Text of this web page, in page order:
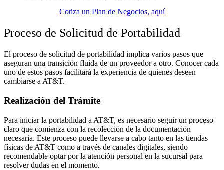
Cotiza un Plan de Negocios, aquí
Proceso de Solicitud de Portabilidad
El proceso de solicitud de portabilidad implica varios pasos que
aseguran una transición fluida de un proveedor a otro. Conocer cada
uno de estos pasos facilitará la experiencia de quienes deseen
cambiarse a AT&T.
Realización del Trámite
Para iniciar la portabilidad a AT&T, es necesario seguir un proceso
claro que comienza con la recolección de la documentación
necesaria. Este proceso puede llevarse a cabo tanto en las tiendas
físicas de AT&T como a través de canales digitales, siendo
recomendable optar por la atención personal en la sucursal para
resolver dudas en el momento.